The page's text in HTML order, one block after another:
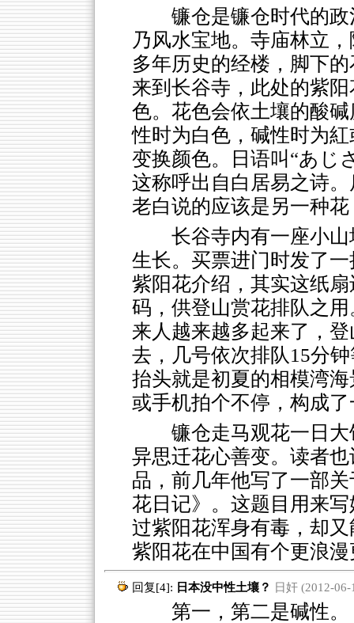
镰仓是镰仓时代的
乃风水宝地。寺庙林立
多年历史的经楼，脚下
来到长谷寺，此处的紫
色。花色会依土壤的酸
性时为白色，碱性时为
变换颜色。日语叫“あじ
这称呼出自白居易之诗
老白说的应该是另一种
长谷寺内有一座小
生长。买票进门时发了
紫阳花介绍，其实这纸
码，供登山赏花排队之
来人越来越多起来了，
去，几号依次排队15分
抬头就是初夏的相模湾
或手机拍个不停，构成
镰仓走马观花一日
异思迁花心善变。读者
品，前几年他写了一部
花日记》。这题目用来
过紫阳花浑身有毒，却
紫阳花在中国有个更浪
回复[4]: 日本没中性土壤？ 日奸 (2012-
第一，第二是碱性。